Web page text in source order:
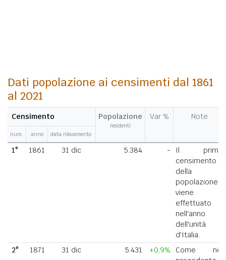
Dati popolazione ai censimenti dal 1861
al 2021
Censimento Popolazione
residenti
Var % Note
num. anno data rilevamento
1° 1861 31 dic 5.384 -
Il primo
censimento
della
popolazione
viene
effettuato
nell'anno
dell'unità
d'Italia.
2°
1871 31 dic 5.431 +0,9%
Come nel